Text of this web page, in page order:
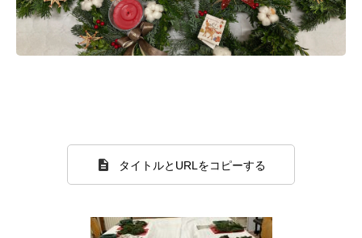
タイトルとURLをコピーする